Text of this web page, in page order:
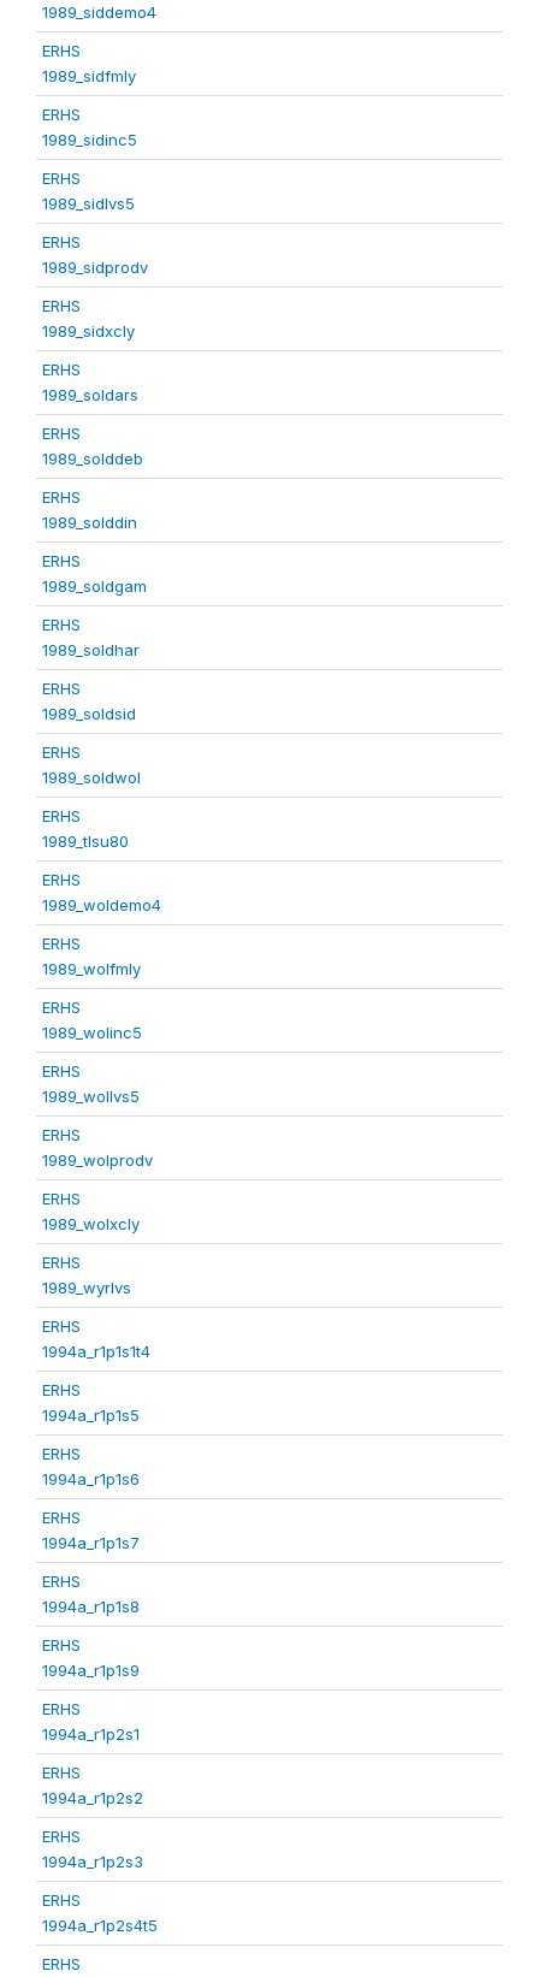
1989_siddemo4
ERHS
1989_sidfmly
ERHS
1989_sidinc5
ERHS
1989_sidlvs5
ERHS
1989_sidprodv
ERHS
1989_sidxcly
ERHS
1989_soldars
ERHS
1989_solddeb
ERHS
1989_solddin
ERHS
1989_soldgam
ERHS
1989_soldhar
ERHS
1989_soldsid
ERHS
1989_soldwol
ERHS
1989_tlsu80
ERHS
1989_woldemo4
ERHS
1989_wolfmly
ERHS
1989_wolinc5
ERHS
1989_wollvs5
ERHS
1989_wolprodv
ERHS
1989_wolxcly
ERHS
1989_wyrlvs
ERHS
1994a_r1p1s1t4
ERHS
1994a_r1p1s5
ERHS
1994a_r1p1s6
ERHS
1994a_r1p1s7
ERHS
1994a_r1p1s8
ERHS
1994a_r1p1s9
ERHS
1994a_r1p2s1
ERHS
1994a_r1p2s2
ERHS
1994a_r1p2s3
ERHS
1994a_r1p2s4t5
ERHS